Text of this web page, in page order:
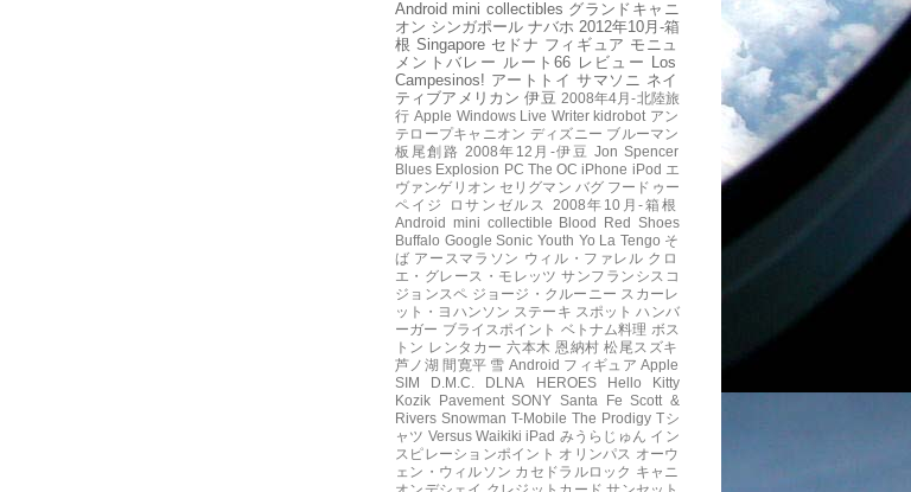
Android mini collectibles グランドキャニ
オン シンガポール ナバホ 2012年10月-箱
根 Singapore セドナ フィギュア モニュ
メントバレー ルート66 レビュー Los
Campesinos! アートトイ サマソニ ネイ
ティブアメリカン 伊豆 2008年4月-北陸旅
行 Apple Windows Live Writer kidrobot アン
テロープキャニオン ディズニー ブルーマン
板尾創路
2008年12月-伊豆 Jon Spencer
Blues Explosion PC The OC iPhone iPod エ
ヴァンゲリオン セリグマン バグ フードゥー
ペイジ
ロサンゼルス
2008年10月-箱根
Android mini collectible
Blood Red Shoes
Buffalo Google Sonic Youth Yo La Tengo そ
ば アースマラソン ウィル・ファレル クロ
エ・グレース・モレッツ サンフランシスコ
ジョンスペ ジョージ・クルーニー スカーレ
ット・ヨハンソン ステーキ スポット ハンバ
ーガー ブライスポイント ベトナム料理 ボス
トン レンタカー 六本木 恩納村 松尾スズキ
芦ノ湖 間寛平 雪 Android フィギュア Apple
SIM
D.M.C. DLNA HEROES
Hello Kitty
Kozik
Pavement SONY Santa Fe Scott &
Rivers Snowman T-Mobile The Prodigy Tシ
ャツ Versus Waikiki iPad みうらじゅん イン
スピレーションポイント オリンパス オーウ
ェン・ウィルソン カセドラルロック キャニ